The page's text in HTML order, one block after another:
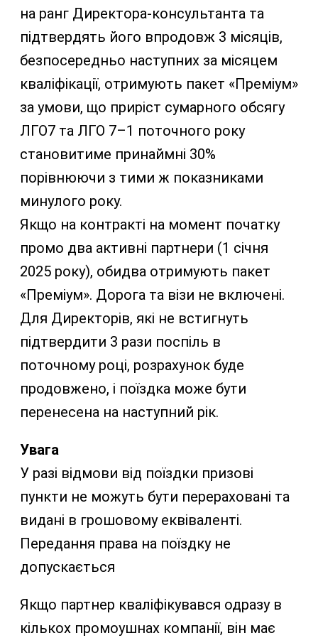
на ранг Директора-консультанта та
підтвердять його впродовж 3 місяців,
безпосередньо наступних за місяцем
кваліфікації, отримують пакет «Преміум»
за умови, що приріст сумарного обсягу
ЛГО7 та ЛГО 7–1 поточного року
становитиме принаймні 30%
порівнюючи з тими ж показниками
минулого року.
Якщо на контракті на момент початку
промо два активні партнери (1 січня
2025 року), обидва отримують пакет
«Преміум». Дорога та візи не включені.
Для Директорів, які не встигнуть
підтвердити 3 рази поспіль в
поточному році, розрахунок буде
продовжено, і поїздка може бути
перенесена на наступний рік.
Увага
У разі відмови від поїздки призові
пункти не можуть бути перераховані та
видані в грошовому еквіваленті.
Передання права на поїздку не
допускається
Якщо партнер кваліфікувався одразу в
кількох промоушнах компанії, він має